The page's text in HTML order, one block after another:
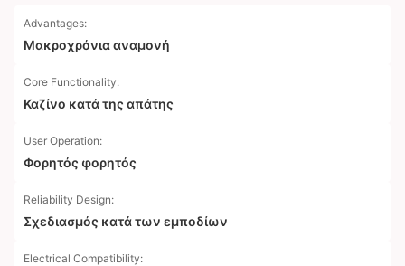
Advantages:
Μακροχρόνια αναμονή
Core Functionality:
Καζίνο κατά της απάτης
User Operation:
Φορητός φορητός
Reliability Design:
Σχεδιασμός κατά των εμποδίων
Electrical Compatibility: